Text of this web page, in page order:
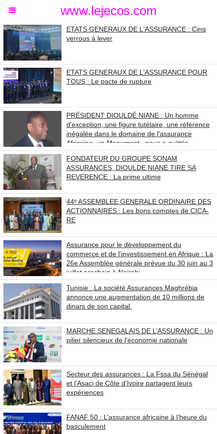
www.lejecos.com
ETATS GENERAUX DE L'ASSURANCE : Cinq
verrous à lever
ETATS GENERAUX DE L'ASSURANCE POUR
TOUS : Le pacte de rupture
PRÉSIDENT DIOULDÉ NIANE : Un homme
d'exception, une figure tutélaire, une référence
inégalée dans le domaine de l'assurance
Africaine, un Monument , nous a quittés.
FONDATEUR DU GROUPE SONAM
ASSURANCES, DIOULDE NIANE TIRE SA
REVERENCE : La prime ultime
44ᵉ ASSEMBLEE GENERALE ORDINAIRE DES
ACTIONNAIRES : Les bons comptes de CICA-
RE
Assurance pour le développement du
commerce et de l’investissement en Afrique : La
26e Assemblée générale prévue du 30 juin au 3
juillet prochain à Nairobi
Tunisie : La société Assurances Maghrébia
annonce une augmentation de 10 millions de
dinars de son capital.
MARCHE SENEGALAIS DE L’ASSURANCE : Un
pilier silencieux de l'économie nationale
Secteur des assurances : La Fssa du Sénégal
et l’Asaci de Côte d’Ivoire partagent leurs
expériences
FANAF 50 : L’assurance africaine à l’heure du
basculement